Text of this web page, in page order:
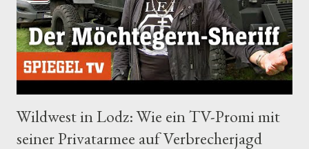
Wildwest in Lodz: Wie ein TV-Promi mit
seiner Privatarmee auf Verbrecherjagd